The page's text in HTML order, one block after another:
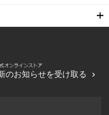
のお知らせを受け取る